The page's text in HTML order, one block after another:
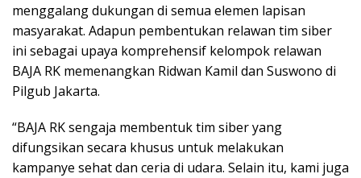
menggalang dukungan di semua elemen lapisan
masyarakat. Adapun pembentukan relawan tim siber
ini sebagai upaya komprehensif kelompok relawan
BAJA RK memenangkan Ridwan Kamil dan Suswono di
Pilgub Jakarta.
“BAJA RK sengaja membentuk tim siber yang
difungsikan secara khusus untuk melakukan
kampanye sehat dan ceria di udara. Selain itu, kami juga